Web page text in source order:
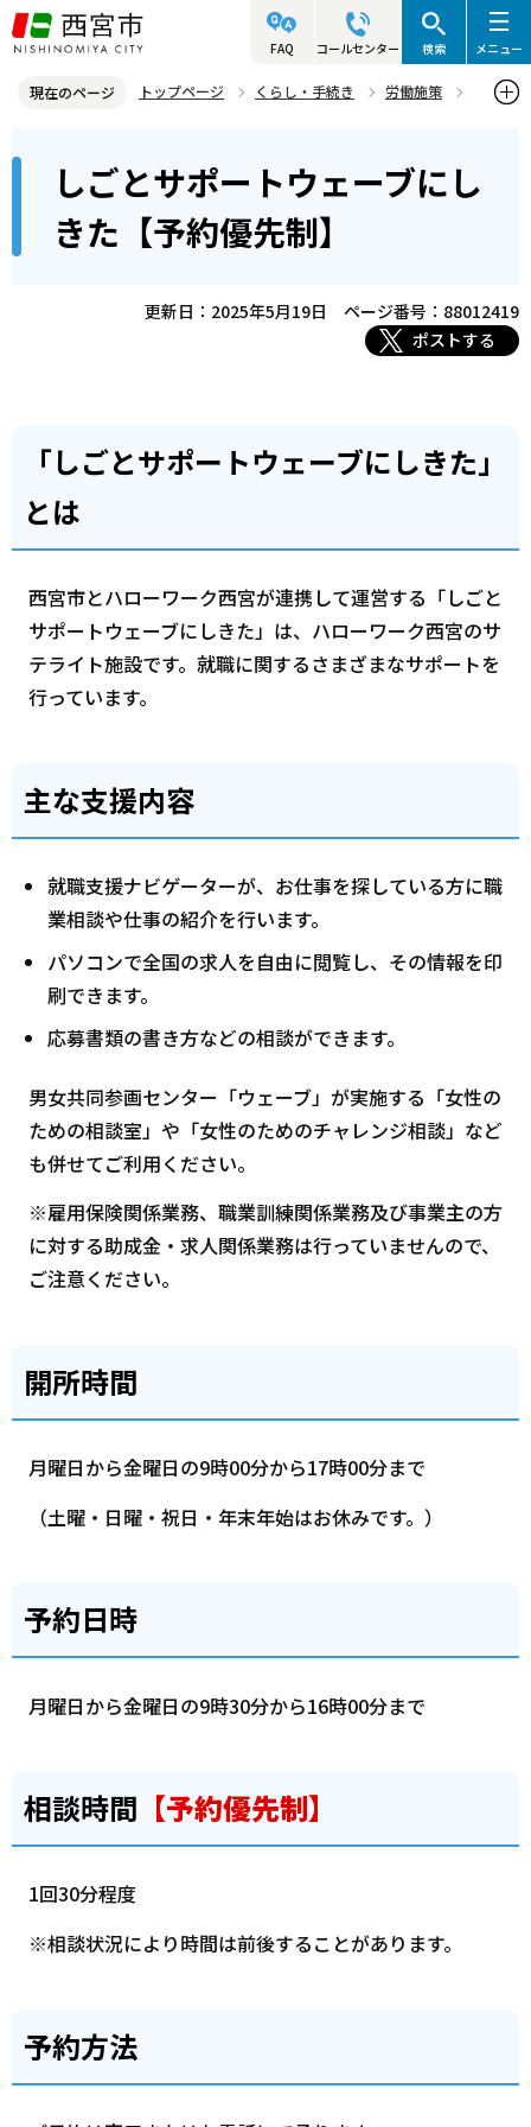
こ
の
ジ
頭
FAQ コールセンター 検索 メニュー
現在のページ トップページ くらし・手続き
労働施策
しごとサポートウェーブにしきた【予約優先制】
しごとサポートウェーブにし
きた【予約優先制】
更新日：2025年5月19日
ページ番号：88012419
ポストする
「しごとサポートウェーブにしきた」
とは
西宮市とハローワーク西宮が連携して運営する「しごと
サポートウェーブにしきた」は、ハローワーク西宮のサ
テライト施設です。就職に関するさまざまなサポートを
行っています。
主な支援内容
就職支援ナビゲーターが、お仕事を探している方に職
業相談や仕事の紹介を行います。
パソコンで全国の求人を自由に閲覧し、その情報を印
刷できます。
応募書類の書き方などの相談ができます。
男女共同参画センター「ウェーブ」が実施する「女性の
ための相談室」や「女性のためのチャレンジ相談」など
も併せてご利用ください。
※雇用保険関係業務、職業訓練関係業務及び事業主の方
に対する助成金・求人関係業務は行っていませんので、
ご注意ください。
開所時間
月曜日から金曜日の9時00分から17時00分まで
（土曜・日曜・祝日・年末年始はお休みです。）
予約日時
月曜日から金曜日の9時30分から16時00分まで
相談時間 【予約優先制】
1回30分程度
※相談状況により時間は前後することがあります。
予約方法